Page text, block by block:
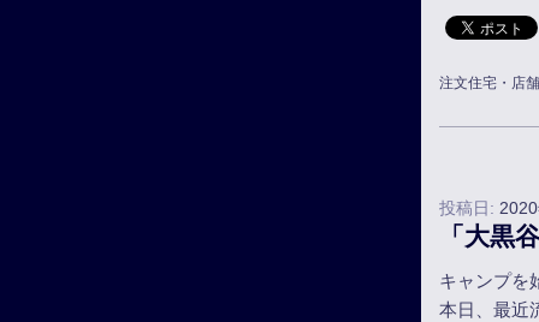
注文住宅・店
投稿日:
「大黒
キャンプを
本日、最近